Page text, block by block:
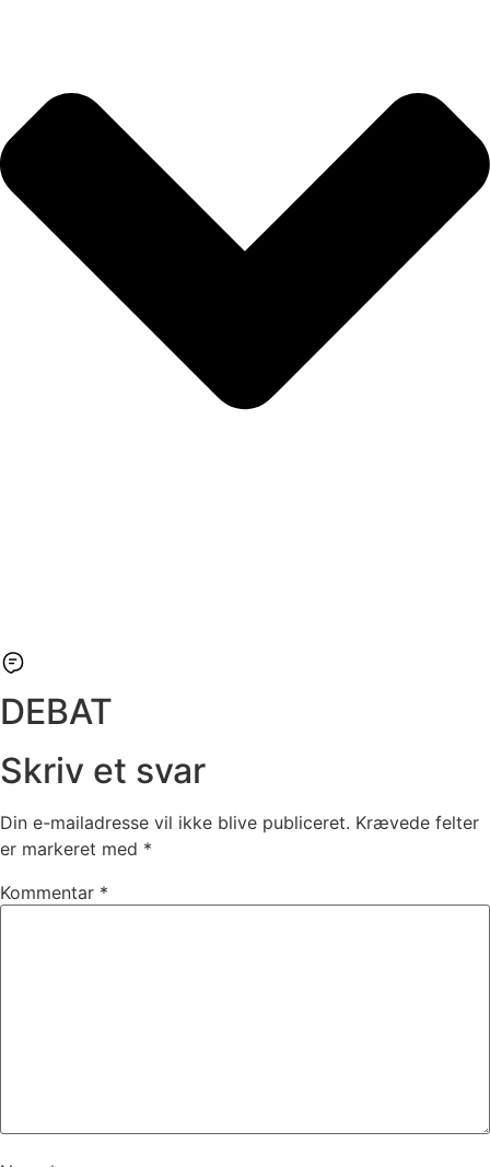
DEBAT
Skriv et svar
Din e-mailadresse vil ikke blive publiceret. Krævede felter
er markeret med *
Kommentar *